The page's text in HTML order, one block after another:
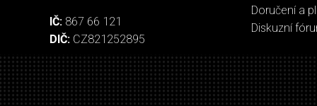
IČ: 867 66 121
DIČ: CZ821252895
Doručení a
Diskuzní